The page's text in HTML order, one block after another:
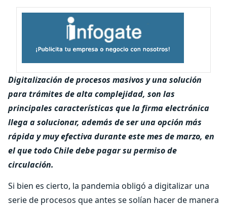
Digitalización de procesos masivos y una solución
para trámites de alta complejidad, son las
principales características que la firma electrónica
llega a solucionar, además de ser una opción más
rápida y muy efectiva durante este mes de marzo, en
el que todo Chile debe pagar su permiso de
circulación.
Si bien es cierto, la pandemia obligó a digitalizar una
serie de procesos que antes se solían hacer de manera